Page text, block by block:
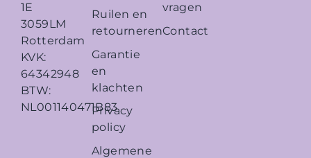
1E
3059LM
Rotterdam
KVK:
64342948
BTW:
NL001140471B83
Ruilen en
retourneren
Garantie
en
klachten
Privacy
policy
Algemene
vragen
Contact